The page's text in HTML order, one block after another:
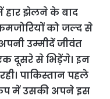
हार झेलने के बाद
को जल्द से
उम्मीदें जीवंत
दूसरे से भिड़ेंगे। इन
पाकिस्तान पहले
कप में उसकी अपने इस